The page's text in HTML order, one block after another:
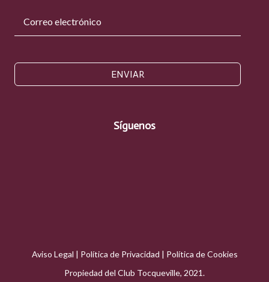
ENVIAR
Síguenos
Aviso Legal | Política de Privacidad | Política de Cookies
Propiedad del Club Tocqueville, 2021.